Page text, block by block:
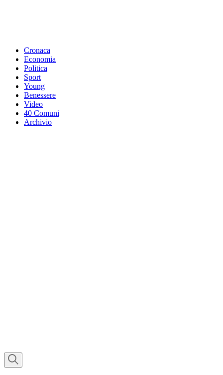
Cronaca
Economia
Politica
Sport
Young
Benessere
Video
40 Comuni
Archivio